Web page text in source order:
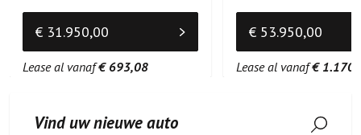
Vind uw nieuwe auto
€ 31.950,00
Lease al vanaf€ 693,08
€ 53.950,00
Lease al vanaf€